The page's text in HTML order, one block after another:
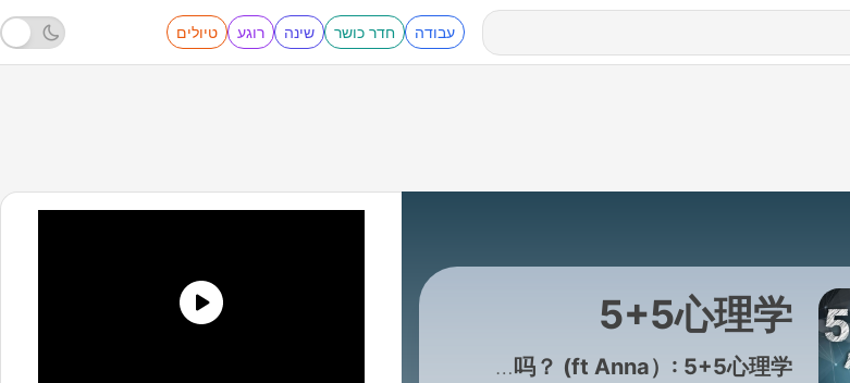
עבודה חדר כושר שינה רוגע טיולים
5+5心理学
50 - Episode 50 - 你对工作厌倦吗？ (ft Anna）: 5+5心理学